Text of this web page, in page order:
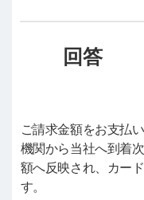
ご請求金額をお支払
機関から当社へ到着
額へ反映され、カー
す。